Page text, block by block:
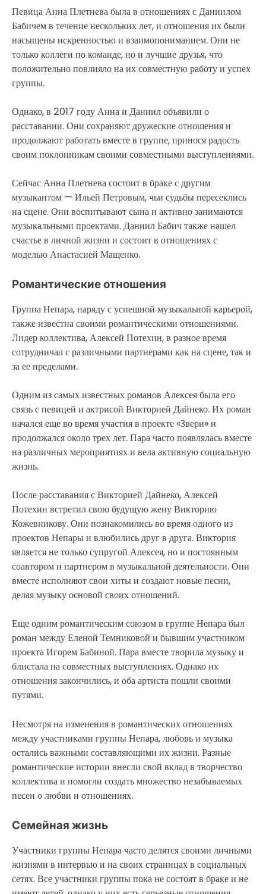
Певица Анна Плетнева была в отношениях с Даниилом
Бабичем в течение нескольких лет, и отношения их были
насыщены искренностью и взаимопониманием. Они не
только коллеги по команде, но и лучшие друзья, что
положительно повлияло на их совместную работу и успех
группы.
Однако, в 2017 году Анна и Даниил объявили о
расставании. Они сохраняют дружеские отношения и
продолжают работать вместе в группе, принося радость
своим поклонникам своими совместными выступлениями.
Сейчас Анна Плетнева состоит в браке с другим
музыкантом — Ильей Петровым, чьи судьбы пересеклись
на сцене. Они воспитывают сына и активно занимаются
музыкальными проектами. Даниил Бабич также нашел
счастье в личной жизни и состоит в отношениях с
моделью Анастасией Мащенко.
Романтические отношения
Группа Непара, наряду с успешной музыкальной карьерой,
также известна своими романтическими отношениями.
Лидер коллектива, Алексей Потехин, в разное время
сотрудничал с различными партнерами как на сцене, так и
за ее пределами.
Одним из самых известных романов Алексея была его
связь с певицей и актрисой Викторией Дайнеко. Их роман
начался еще во время участия в проекте «Звери» и
продолжался около трех лет. Пара часто появлялась вместе
на различных мероприятиях и вела активную социальную
жизнь.
После расставания с Викторией Дайнеко, Алексей
Потехин встретил свою будущую жену Викторию
Кожевникову. Они познакомились во время одного из
проектов Непары и влюбились друг в друга. Виктория
является не только супругой Алексея, но и постоянным
соавтором и партнером в музыкальной деятельности. Они
вместе исполняют свои хиты и создают новые песни,
делая музыку основой своих отношений.
Еще одним романтическим союзом в группе Непара был
роман между Еленой Темниковой и бывшим участником
проекта Игорем Бабиной. Пара вместе творила музыку и
блистала на совместных выступлениях. Однако их
отношения закончились, и оба артиста пошли своими
путями.
Несмотря на изменения в романтических отношениях
между участниками группы Непара, любовь и музыка
остались важными составляющими их жизни. Разные
романтические истории внесли свой вклад в творчество
коллектива и помогли создать множество незабываемых
песен о любви и отношениях.
Семейная жизнь
Участники группы Непара часто делятся своими личными
жизнями в интервью и на своих страницах в социальных
сетях. Все участники группы пока не состоят в браке и не